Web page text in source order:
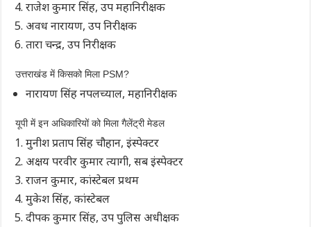
राजेश कुमार सिंह, उप महानिरीक्षक
अवध नारायण, उप निरीक्षक
तारा चन्द्र, उप निरीक्षक
उत्तराखंड में किसको मिला PSM?
नारायण सिंह नपलच्याल, महानिरीक्षक
यूपी में इन अधिकारियों को मिला गैलेंट्री मेडल
मुनीश प्रताप सिंह चौहान, इंस्पेक्टर
अक्षय परवीर कुमार त्यागी, सब इंस्पेक्टर
राजन कुमार, कांस्टेबल प्रथम
मुकेश सिंह, कांस्टेबल
दीपक कुमार सिंह, उप पुलिस अधीक्षक